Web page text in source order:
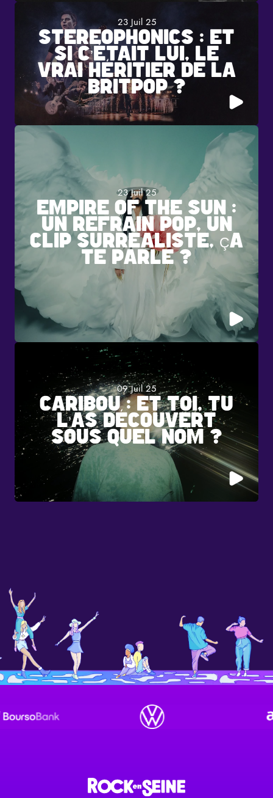
23 Juil 25
STEREOPHONICS : ET
SI C’ÉTAIT LUI, LE
VRAI HÉRITIER DE LA
BRITPOP ?
23 Juil 25
EMPIRE OF THE SUN :
UN REFRAIN POP, UN
CLIP SURRÉALISTE, ÇA
TE PARLE ?
09 Juil 25
CARIBOU : ET TOI, TU
L’AS DÉCOUVERT
SOUS QUEL NOM ?